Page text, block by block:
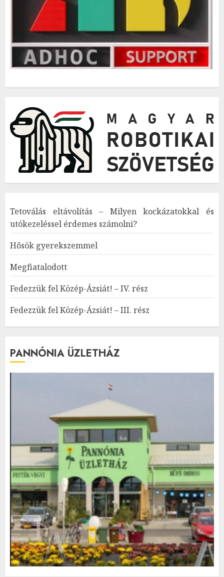
Tetoválás eltávolítás – Milyen kockázatokkal és
utókezeléssel érdemes számolni?
Hősök gyerekszemmel
Megfiatalodott
Fedezzük fel Közép-Ázsiát! – IV. rész
Fedezzük fel Közép-Ázsiát! – III. rész
PANNÓNIA ÜZLETHÁZ